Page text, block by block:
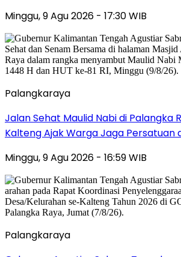
Minggu, 9 Agu 2026 - 17:30 WIB
Palangkaraya
Jalan Sehat Maulid Nabi di Palangka
Kalteng Ajak Warga Jaga Persatuan
Minggu, 9 Agu 2026 - 16:59 WIB
Palangkaraya